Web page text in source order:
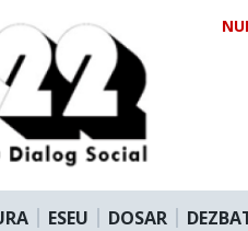
ESEU DOSAR